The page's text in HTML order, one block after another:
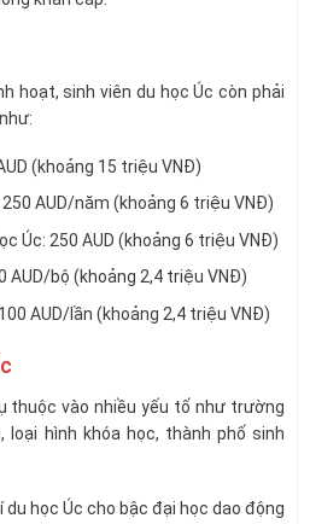
hoạt, sinh viên du học Úc còn phải
(khoảng 15 triệu VNĐ)
AUD/năm (khoảng 6 triệu VNĐ)
Úc: 250 AUD (khoảng 6 triệu VNĐ)
AUD/bộ (khoảng 2,4 triệu VNĐ)
AUD/lần (khoảng 2,4 triệu VNĐ)
thuộc vào nhiều yếu tố như trường
hình khóa học, thành phố sinh
học Úc cho bậc đại học dao động